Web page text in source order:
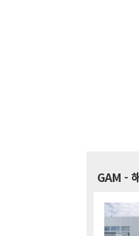
GAM -